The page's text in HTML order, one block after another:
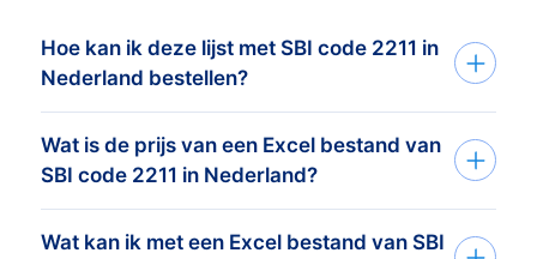
Hoe kan ik deze lijst met SBI code 2211 in
Nederland bestellen?
Je vertelt ons je doelgroep via het
aanvraagformulier of telefoon. Op basis
van deze informatie maken wij
hetadressenbestand dat perfect
Wat is de prijs van een Excel bestand van
SBI code 2211 in Nederland?
De prijs is afhankelijk van het aantal
Wat kan ik met een Excel bestand van SBI